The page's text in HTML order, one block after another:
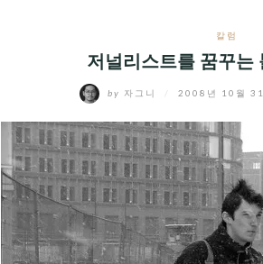
칼럼
저널리스트를 꿈꾸는
by 자그니 2008년 10월
MENU
EXPAND
CHILD
MENU
EXPAND
CHILD
MENU